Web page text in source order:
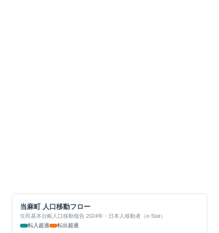
当麻町人口移動フロー
住民基本台帳人口移動報告 2024年・日本人移動者（e-Stat）
転入超過
転出超過